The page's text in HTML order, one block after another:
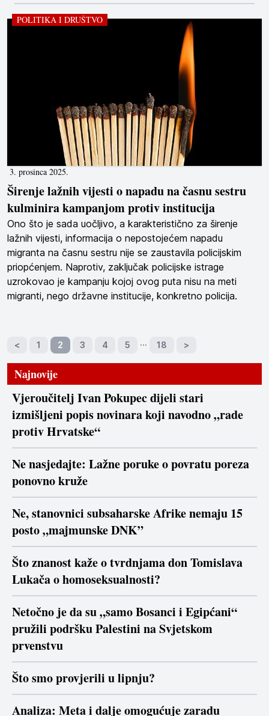
3. prosinca 2025.
POLITIKA I DRUŠTVO
Širenje lažnih vijesti o napadu na časnu sestru
kulminira kampanjom protiv institucija
Ono što je sada uočljivo, a karakteristično za širenje
lažnih vijesti, informacija o nepostojećem napadu
migranta na časnu sestru nije se zaustavila policijskim
priopćenjem. Naprotiv, zaključak policijske istrage
uzrokovao je kampanju kojoj ovog puta nisu na meti
migranti, nego državne institucije, konkretno policija.
< 1 2 3 4 5 … 18 >
Najnovije
Vjeroučitelj Ivan Pokupec dijeli stari
izmišljeni popis novinara koji navodno „rade
protiv Hrvatske“
Ne nasjedajte: Lažne poruke o povratu poreza
ponovno kruže
Ne, stanovnici subsaharske Afrike nemaju 15
posto „majmunske DNK”
Što znanost kaže o tvrdnjama don Tomislava
Lukača o homoseksualnosti?
Netočno je da su „samo Bosanci i Egipćani“
pružili podršku Palestini na Svjetskom
prvenstvu
Što smo provjerili u lipnju?
Analiza: Meta i dalje omogućuje zaradu